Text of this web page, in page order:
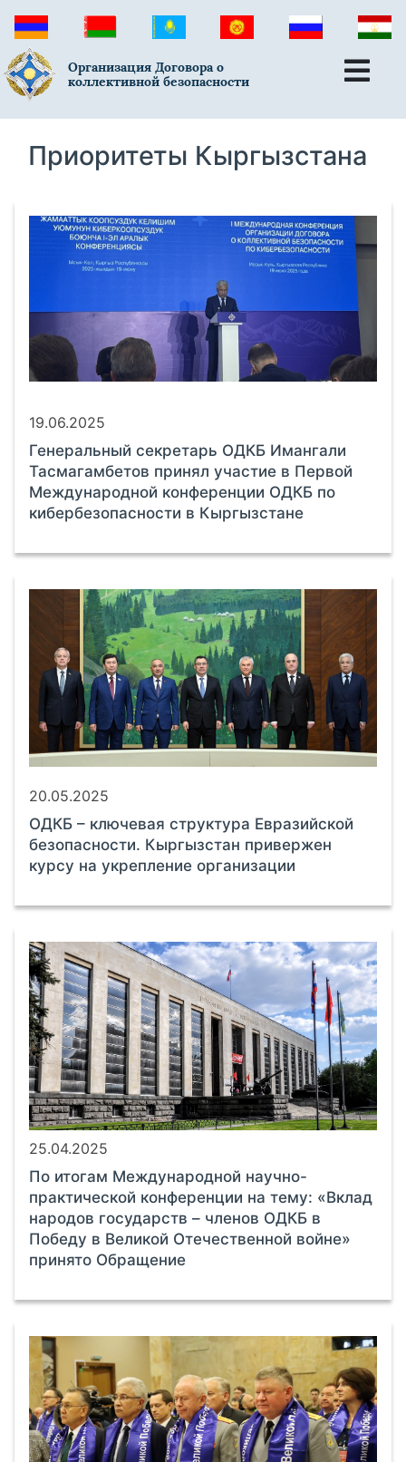
Организация Договора о
коллективной безопасности
Приоритеты Кыргызстана
19.06.2025
Генеральный секретарь ОДКБ Имангали
Тасмагамбетов принял участие в Первой
Международной конференции ОДКБ по
кибербезопасности в Кыргызстане
20.05.2025
ОДКБ – ключевая структура Евразийской
безопасности. Кыргызстан привержен
курсу на укрепление организации
25.04.2025
По итогам Международной научно-
практической конференции на тему: «Вклад
народов государств – членов ОДКБ в
Победу в Великой Отечественной войне»
принято Обращение